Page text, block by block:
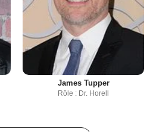
James Tupper
Rôle : Dr. Horell